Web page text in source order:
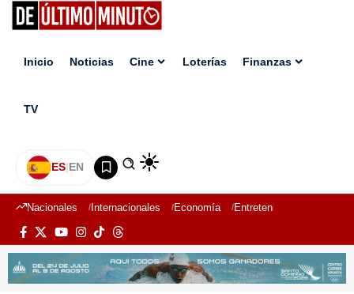
Inicio Noticias Cine Loterías Finanzas
TV
ES|EN
Nacionales Internacionales Economía Entretenimiento